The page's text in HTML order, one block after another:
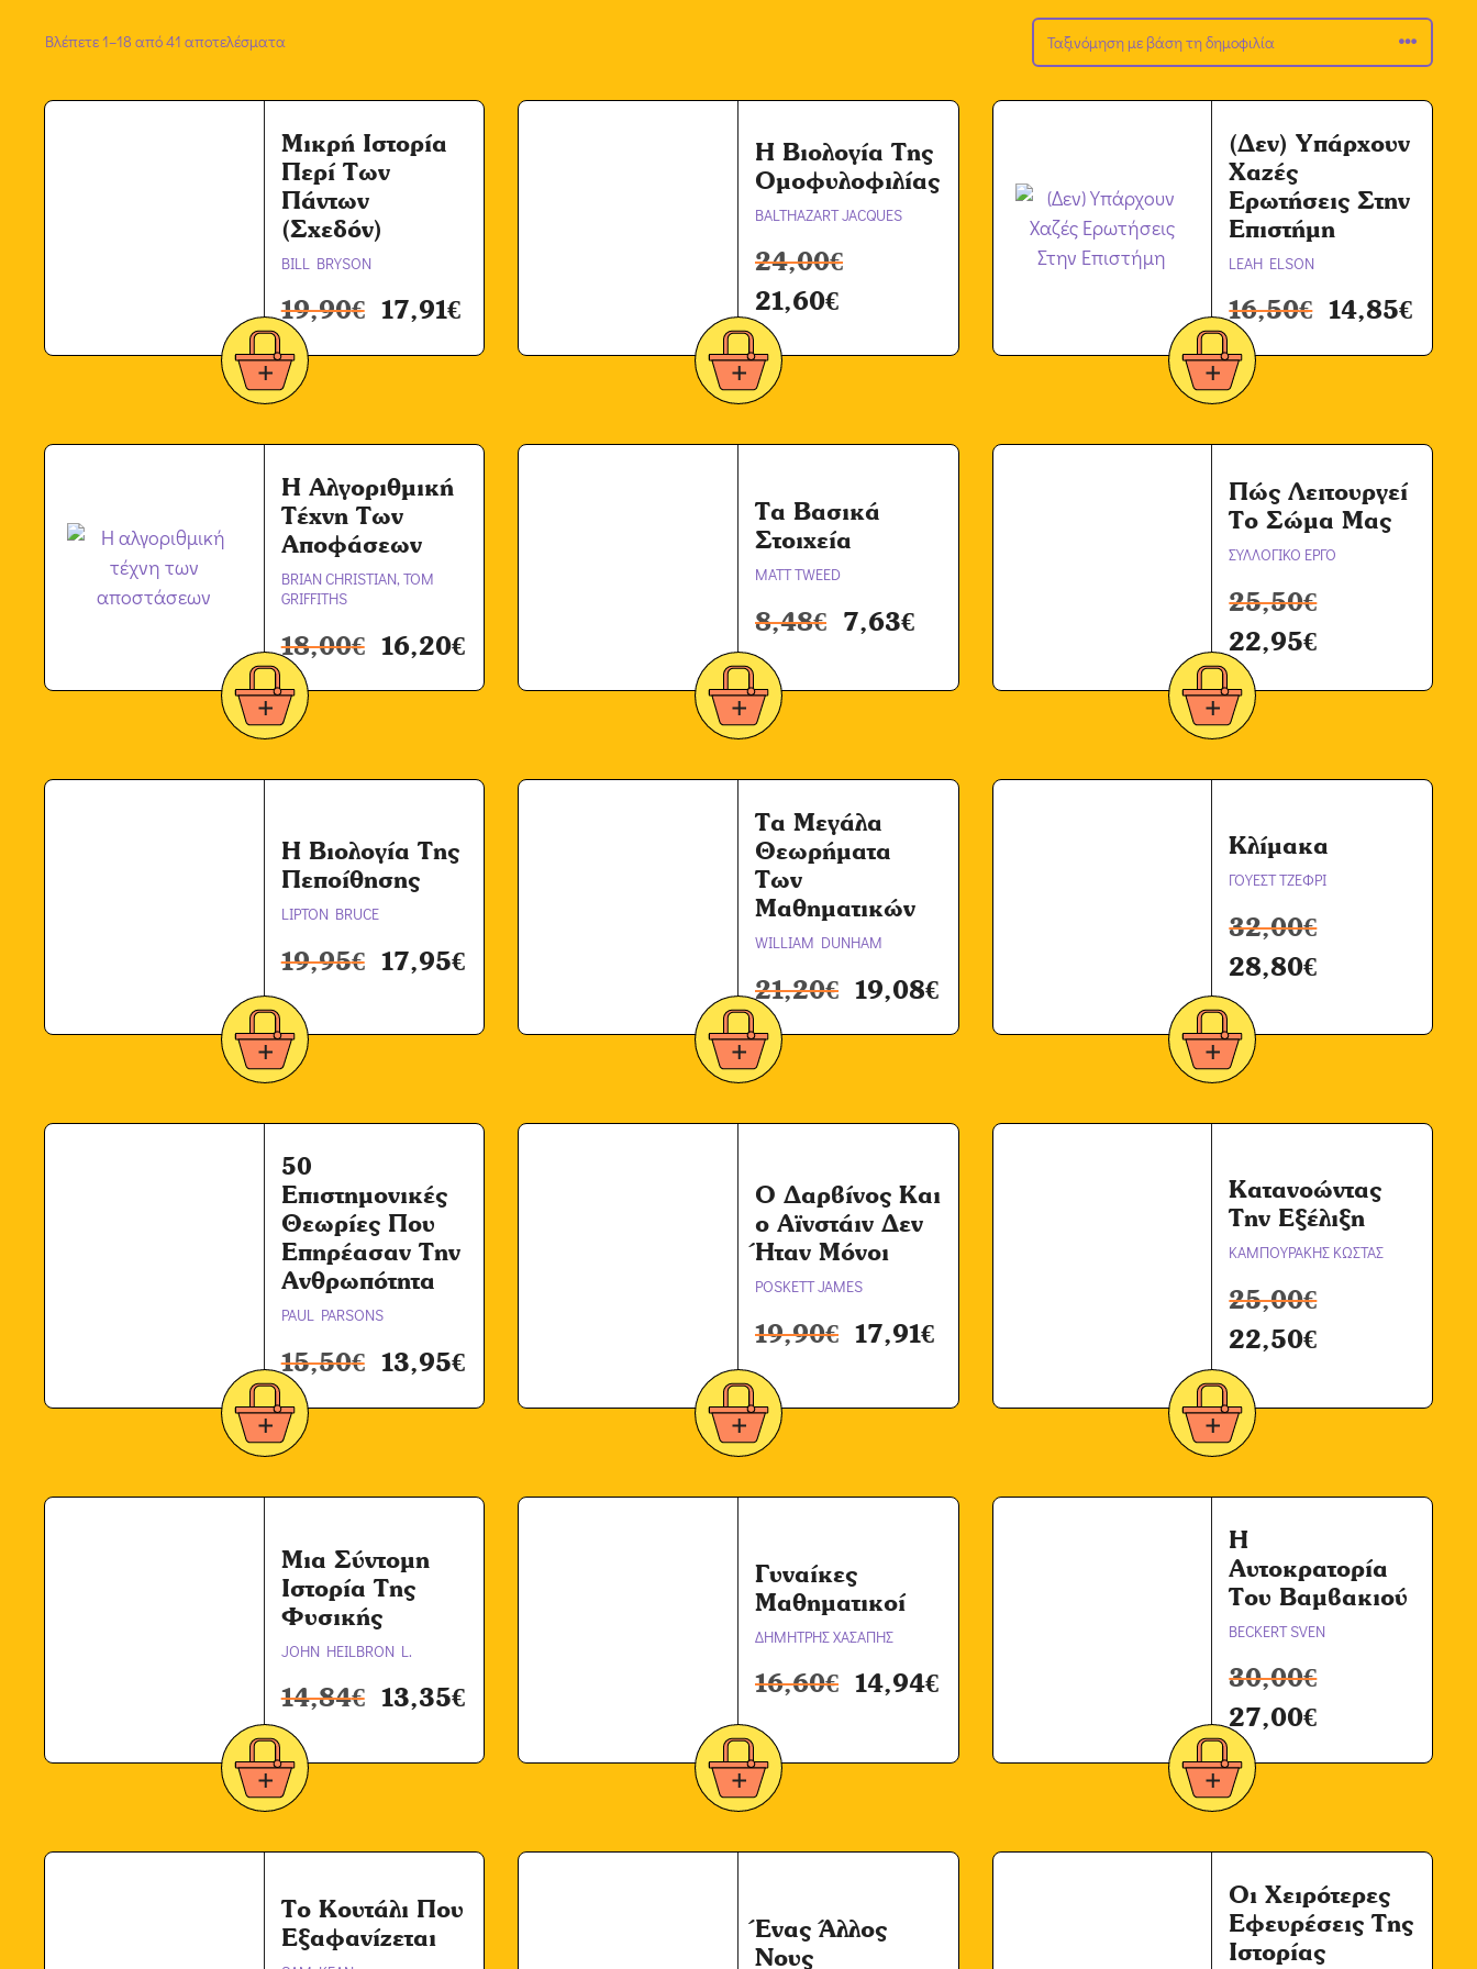
Βλέπετε 1–18 από 41 αποτελέσματα
Μικρή Ιστορία
Περί Των
Πάντων
(Σχεδόν)
BILL BRYSON
19,90€ 17,91€
Η Βιολογία Της
Ομοφυλοφιλίας
BALTHAZART JACQUES
24,00€
21,60€
(Δεν) Υπάρχουν
Χαζές
Ερωτήσεις Στην
Επιστήμη
LEAH ELSON
16,50€ 14,85€
Η Αλγοριθμική
Τέχνη Των
Αποφάσεων
BRIAN CHRISTIAN, TOM
GRIFFITHS
18,00€ 16,20€
Τα Βασικά
Στοιχεία
MATT TWEED
8,48€ 7,63€
Πώς Λειτουργεί
Το Σώμα Μας
ΣΥΛΛΟΓΙΚΟ ΕΡΓΟ
25,50€
22,95€
Η Βιολογία Της
Πεποίθησης
LIPTON BRUCE
19,95€ 17,95€
Τα Μεγάλα
Θεωρήματα
Των
Μαθηματικών
WILLIAM DUNHAM
21,20€ 19,08€
Κλίμακα
ΓΟΥΕΣΤ ΤΖΕΦΡΙ
32,00€
28,80€
50
Επιστημονικές
Θεωρίες Που
Επηρέασαν Την
Ανθρωπότητα
PAUL PARSONS
15,50€ 13,95€
Ο Δαρβίνος Και
ο Αϊνστάιν Δεν
Ήταν Μόνοι
POSKETT JAMES
19,90€ 17,91€
Κατανοώντας
Την Εξέλιξη
ΚΑΜΠΟΥΡΑΚΗΣ ΚΩΣΤΑΣ
25,00€
22,50€
Μια Σύντομη
Ιστορία Της
Φυσικής
JOHN HEILBRON L.
14,84€ 13,35€
Γυναίκες
Μαθηματικοί
ΔΗΜΗΤΡΗΣ ΧΑΣΑΠΗΣ
16,60€ 14,94€
Η
Αυτοκρατορία
Του Βαμβακιού
BECKERT SVEN
30,00€
27,00€
Το Κουτάλι Που
Εξαφανίζεται
Ένας Άλλος
Νους
Οι Χειρότερες
Εφευρέσεις Της
Ιστορίας